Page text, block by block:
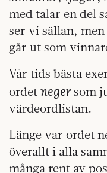
med talar en del
ser vi sällan,
går ut som
Vår tids bästa
ordet negersom
värdeordlistan.
Länge var ordet
överallt i alla
många rent av